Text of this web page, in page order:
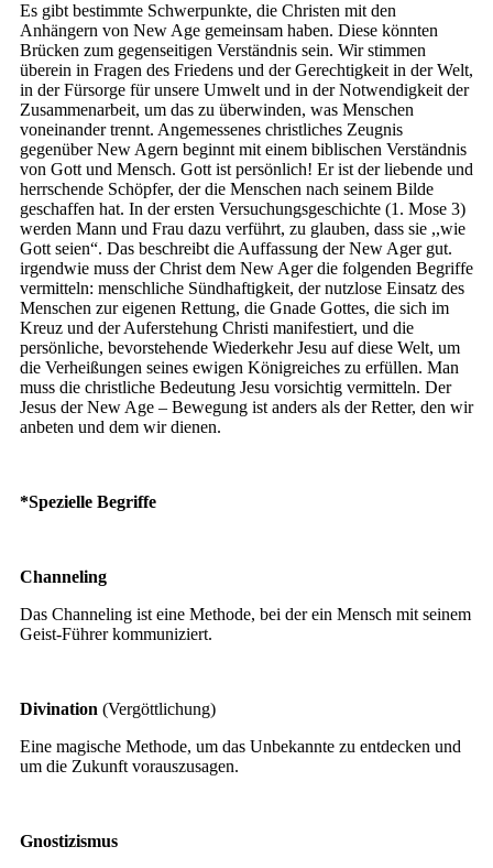
Es gibt bestimmte Schwerpunkte, die Christen mit den
Anhängern von New Age gemeinsam haben. Diese könnten
Brücken zum gegenseitigen Verständnis sein. Wir stimmen
überein in Fragen des Friedens und der Gerechtigkeit in der Welt,
in der Fürsorge für unsere Umwelt und in der Notwendigkeit der
Zusammenarbeit, um das zu überwinden, was Menschen
voneinander trennt. Angemessenes christliches Zeugnis
gegenüber New Agern beginnt mit einem biblischen Verständnis
von Gott und Mensch. Gott ist persönlich! Er ist der liebende und
herrschende Schöpfer, der die Menschen nach seinem Bilde
geschaffen hat. In der ersten Versuchungsgeschichte (1. Mose 3)
werden Mann und Frau dazu verführt, zu glauben, dass sie ,,wie
Gott seien“. Das beschreibt die Auffassung der New Ager gut.
irgendwie muss der Christ dem New Ager die folgenden Begriffe
vermitteln: menschliche Sündhaftigkeit, der nutzlose Einsatz des
Menschen zur eigenen Rettung, die Gnade Gottes, die sich im
Kreuz und der Auferstehung Christi manifestiert, und die
persönliche, bevorstehende Wiederkehr Jesu auf diese Welt, um
die Verheißungen seines ewigen Königreiches zu erfüllen. Man
muss die christliche Bedeutung Jesu vorsichtig vermitteln. Der
Jesus der New Age – Bewegung ist anders als der Retter, den wir
anbeten und dem wir dienen.
*Spezielle Begriffe
Channeling
Das Channeling ist eine Methode, bei der ein Mensch mit seinem
Geist-Führer kommuniziert.
Divination (Vergöttlichung)
Eine magische Methode, um das Unbekannte zu entdecken und
um die Zukunft vorauszusagen.
Gnostizismus